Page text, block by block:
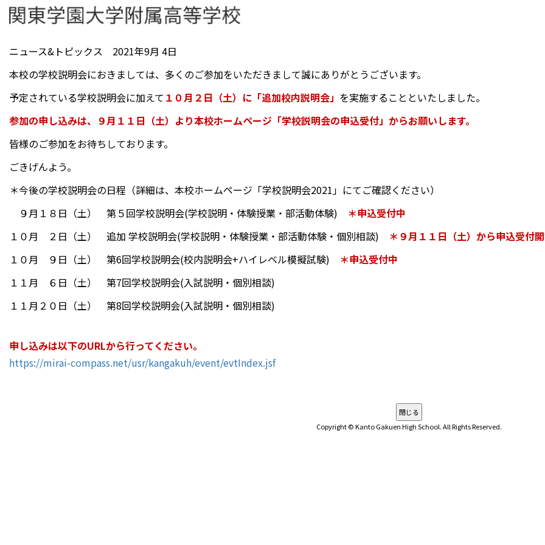
ニュース&トピックス 2021年9月 4日
本校の学校説明会におきましては、多くのご参加をいただきまして誠にありがとうございます。
予定されている学校説明会に加えて １０月２日（土）に「追加校内説明会」 を実施することといたしました。
参加の申し込みは、９月１１日（土）より本校ホームページ「学校説明会の申込受付」からお願いします。
皆様のご参加をお待ちしております。
ごきげんよう。
＊今後の学校説明会の日程（詳細は、本校ホームページ「学校説明会2021」にてご確認ください）
９月１８日（土） 第５回学校説明会(学校説明・体験授業・部活動体験) ＊申込受付中
１０月 ２日（土） 追加 学校説明会(学校説明・体験授業・部活動体験・個別相談) ＊９月１１日（土）から申込受付
１０月 ９日（土） 第6回学校説明会(校内説明会+ハイレベル模擬試験) ＊申込受付中
１１月 ６日（土） 第7回学校説明会(入試説明・個別相談)
１１月２０日（土） 第8回学校説明会(入試説明・個別相談)
申し込みは以下のURLから行ってください。
https://mirai-compass.net/usr/kangakuh/event/evtIndex.jsf
Copyright © Kanto Gakuen High School. All Rights Reserved.